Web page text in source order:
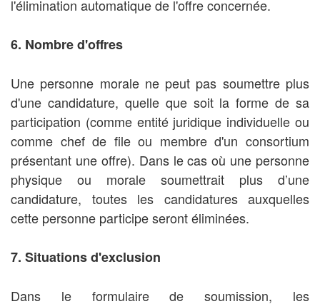
l'élimination automatique de l'offre concernée.
6. Nombre d'offres
Une personne morale ne peut pas soumettre plus
d'une candidature, quelle que soit la forme de sa
participation (comme entité juridique individuelle ou
comme chef de file ou membre d'un consortium
présentant une offre). Dans le cas où une personne
physique ou morale soumettrait plus d’une
candidature, toutes les candidatures auxquelles
cette personne participe seront éliminées.
7. Situations d'exclusion
Dans le formulaire de soumission, les